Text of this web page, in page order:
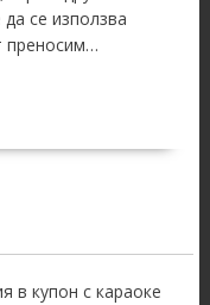
се използва
преносим…
в купон с караоке